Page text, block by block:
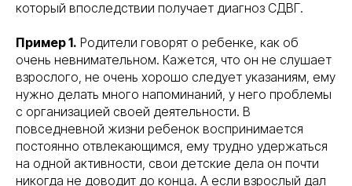
который впоследствии получает диагноз СДВГ.
Пример 1. Родители говорят о ребенке, как об
очень невнимательном. Кажется, что он не слушает
взрослого, не очень хорошо следует указаниям, ему
нужно делать много напоминаний, у него проблемы
с организацией своей деятельности. В
повседневной жизни ребенок воспринимается
постоянно отвлекающимся, ему трудно удержаться
на одной активности, свои детские дела он почти
никогда не доводит до конца. А если взрослый дал